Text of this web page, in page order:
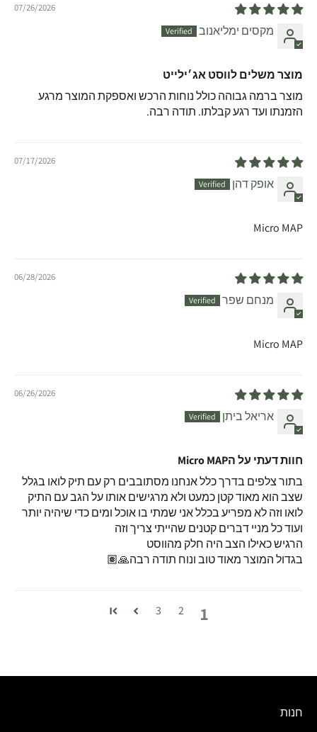
07/26/2026
מקסים ימליאנוב
מוצר משלים לווסט אג׳ילייט
מוצר ברמה גבוהה כולל נוחות הרכש ואספקת המוצר מרגע
הזמנתו ועד רגע קבלתו. תודה רבה.
07/17/2026
אופק דהן
Micro MAP
06/28/2026
מנחם שפר
Micro MAP
06/26/2026
אריאל ביתן
חוות דעתי על הMicro MAP
בתור צלפים בדרך כלל אנחנו מסתובבים רק עם תיק לואו בגלל
שצב הוא מאוד קטן כמעט ולא מרגישים אותו על הגב עם התיק
לואו וזה לא מפריע בכלל אני שמתי בו אוכל ומים כדי שיהיה יותר
ועוד כל מניי דברים קטנים שהייתי צריך וזה
הרגיש כאילו הצב היה חלק מהווסט
בגדול המוצר מאוד טוב ונוח תודה רבה🙏🏽
1
2
3
חנות